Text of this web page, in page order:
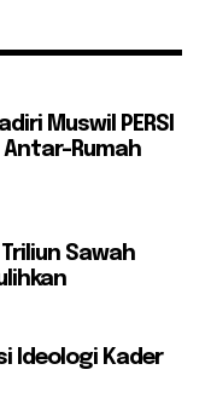
Muswil PERSI
Rumah
Sawah
Ideologi Kader